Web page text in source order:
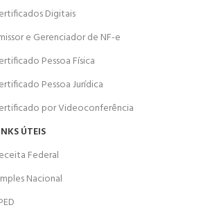
Digitais
e Gerenciador de NF-e
Pessoa Física
Pessoa Jurídica
por Videoconferência
ÚTEIS
Federal
Nacional